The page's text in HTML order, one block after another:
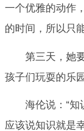
一个优雅的动作
的时间，所以只
第三天，她
孩子们玩耍的乐
海伦说：“知
应该说知识就是